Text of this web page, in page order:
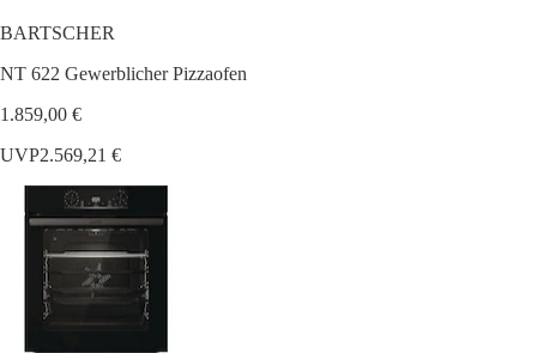
BARTSCHER
NT 622 Gewerblicher Pizzaofen
1.859,00 €
UVP2.569,21 €